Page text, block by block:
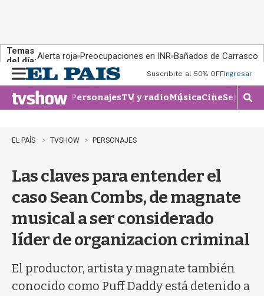
Temas
del día:Alerta roja Preocupaciones en INR Bañados de Carrasco
n
u
Suscribite al 50% OFFIngresar
PersonajesTV y radioMúsicaCineSeries
M
o
u
e
EL PAÍS TVSHOW PERSONAJES
Las claves para entender el
caso Sean Combs, de magnate
musical a ser considerado
líder de organizacion criminal
El productor, artista y magnate también
conocido como Puff Daddy está detenido a